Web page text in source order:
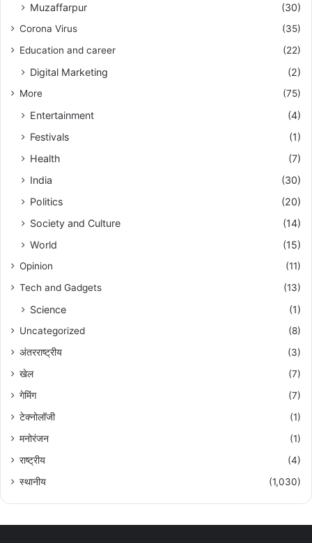
Muzaffarpur (30)
Corona Virus
(35)
Education and career
(22)
Digital Marketing (2)
More (75)
Entertainment
(4)
Festivals
(1)
Health
(7)
India
(30)
Politics
(20)
Society and Culture
(14)
World
(15)
Opinion
(11)
Tech and Gadgets
(13)
Science (1)
Uncategorized
(8)
अंतरराष्ट्रीय
(3)
खेल
(7)
गेमिंग
(7)
टेक्नोलॉजी
(1)
मनोरंजन
(1)
राष्ट्रीय
(4)
स्थानीय
(1,030)